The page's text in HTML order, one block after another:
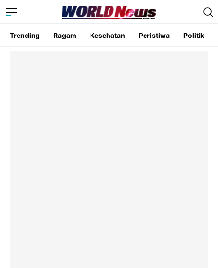
Trending Ragam Kesehatan Peristiwa Politik